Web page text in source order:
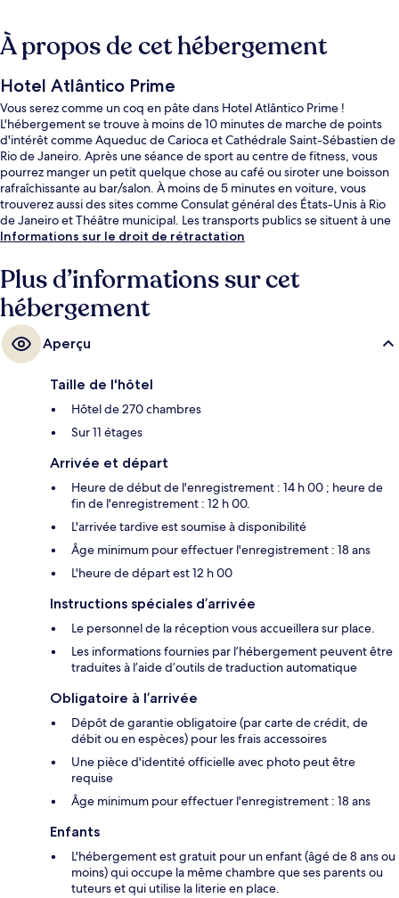
À propos de cet hébergement
Hotel Atlântico Prime
Vous serez comme un coq en pâte dans Hotel Atlântico Prime !
L'hébergement se trouve à moins de 10 minutes de marche de points
d'intérêt comme Aqueduc de Carioca et Cathédrale Saint-Sébastien de
Rio de Janeiro. Après une séance de sport au centre de fitness, vous
pourrez manger un petit quelque chose au café ou siroter une boisson
rafraîchissante au bar/salon. À moins de 5 minutes en voiture, vous
trouverez aussi des sites comme Consulat général des États-Unis à Rio
de Janeiro et Théâtre municipal. Les transports publics se situent à une
courte distance à pied : Arrêt de tram Francisco Muratori est à 5 min et
Informations sur le droit de rétractation
Plus d’informations sur cet
hébergement
Aperçu
Taille de l'hôtel
Hôtel de 270 chambres
Sur 11 étages
Arrivée et départ
Heure de début de l'enregistrement : 14 h 00 ; heure de
fin de l'enregistrement : 12 h 00.
L'arrivée tardive est soumise à disponibilité
Âge minimum pour effectuer l'enregistrement : 18 ans
L'heure de départ est 12 h 00
Instructions spéciales d’arrivée
Le personnel de la réception vous accueillera sur place.
Les informations fournies par l’hébergement peuvent être
traduites à l’aide d’outils de traduction automatique
Obligatoire à l’arrivée
Dépôt de garantie obligatoire (par carte de crédit, de
débit ou en espèces) pour les frais accessoires
Une pièce d'identité officielle avec photo peut être
requise
Âge minimum pour effectuer l'enregistrement : 18 ans
Enfants
L'hébergement est gratuit pour un enfant (âgé de 8 ans ou
moins) qui occupe la même chambre que ses parents ou
tuteurs et qui utilise la literie en place.